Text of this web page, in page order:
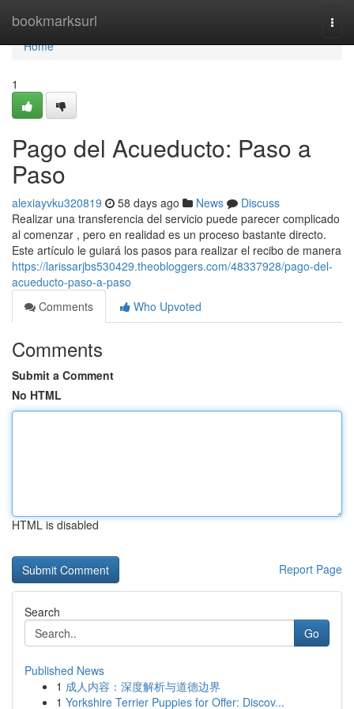
bookmarksurl
Home
Home
1
Pago del Acueducto: Paso a
Paso
alexiayvku320819 58 days ago News
Discuss
Realizar una transferencia del servicio puede parecer complicado
al comenzar , pero en realidad es un proceso bastante directo.
Este artículo le guiará los pasos para realizar el recibo de manera
https://larissarjbs530429.theobloggers.com/48337928/pago-del-
acueducto-paso-a-paso
Comments
Who Upvoted
Comments
Submit a Comment
No HTML
HTML is disabled
Report Page
Search
Go
Published News
1 成人内容：深度解析与道德边界
1 Yorkshire Terrier Puppies for Offer: Discov...